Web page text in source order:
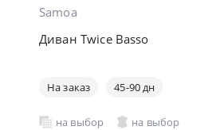
Samoa
Диван Twice Basso
На заказ 45-90 дн
на выбор на выбор